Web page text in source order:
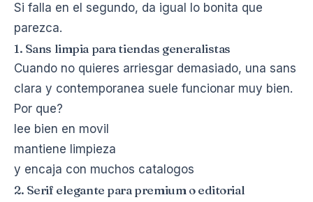
Si falla en el segundo, da igual lo bonita que
parezca.
1. Sans limpia para tiendas generalistas
Cuando no quieres arriesgar demasiado, una sans
clara y contemporanea suele funcionar muy bien.
Por que?
lee bien en movil
mantiene limpieza
y encaja con muchos catalogos
2. Serif elegante para premium o editorial